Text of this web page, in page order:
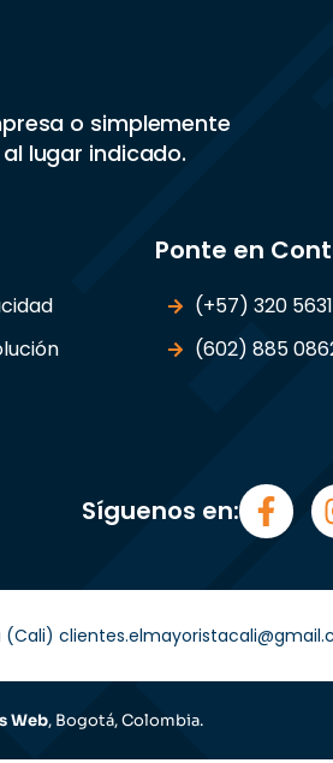
o simplemente
lugar indicado.
Ponte en
(+57) 320
(602) 885
Síguenos en:
(Cali)
Web, Bogotá, Colombia.